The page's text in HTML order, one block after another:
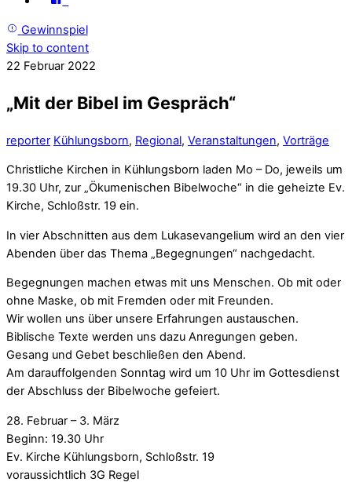
Gewinnspiel
Skip to content
22 Februar 2022
„Mit der Bibel im Gespräch“
reporter Kühlungsborn, Regional, Veranstaltungen, Vorträge
Christliche Kirchen in Kühlungsborn laden Mo – Do, jeweils um
19.30 Uhr, zur „Ökumenischen Bibelwoche“ in die geheizte Ev.
Kirche, Schloßstr. 19 ein.
In vier Abschnitten aus dem Lukasevangelium wird an den vier
Abenden über das Thema „Begegnungen“ nachgedacht.
Begegnungen machen etwas mit uns Menschen. Ob mit oder
ohne Maske, ob mit Fremden oder mit Freunden.
Wir wollen uns über unsere Erfahrungen austauschen.
Biblische Texte werden uns dazu Anregungen geben.
Gesang und Gebet beschließen den Abend.
Am darauffolgenden Sonntag wird um 10 Uhr im Gottesdienst
der Abschluss der Bibelwoche gefeiert.
28. Februar – 3. März
Beginn: 19.30 Uhr
Ev. Kirche Kühlungsborn, Schloßstr. 19
voraussichtlich 3G Regel